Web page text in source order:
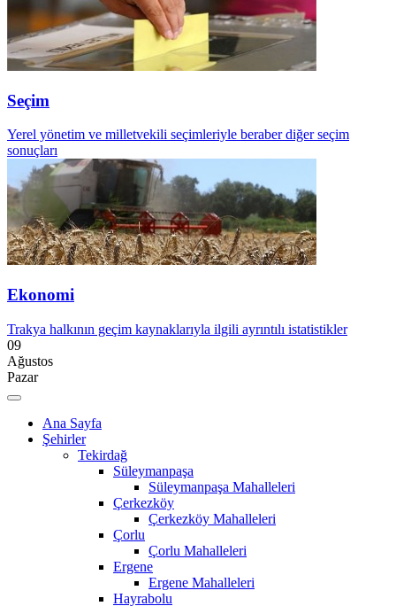
Seçim
Yerel yönetim ve milletvekili seçimleriyle beraber diğer seçim
sonuçları
Ekonomi
Trakya halkının geçim kaynaklarıyla ilgili ayrıntılı istatistikler
09
Ağustos
Pazar
Ana Sayfa
Şehirler
Tekirdağ
Süleymanpaşa
Süleymanpaşa Mahalleleri
Çerkezköy
Çerkezköy Mahalleleri
Çorlu
Çorlu Mahalleleri
Ergene
Ergene Mahalleleri
Hayrabolu